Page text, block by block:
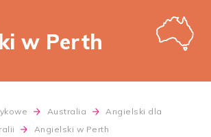
w Perth
Australia
Angielski dla
Angielski w Perth